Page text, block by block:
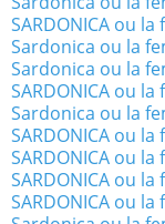
SARDONICA ou
Sardonica ou la
Sardonica ou la
SARDONICA ou
Sardonica ou la
SARDONICA ou
SARDONICA ou
SARDONICA ou
SARDONICA ou